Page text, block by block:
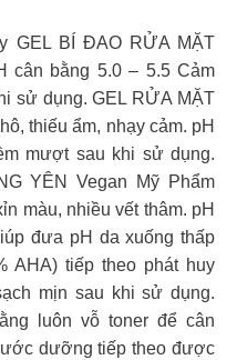
GEL BÍ ĐAO RỬA MẶT
cân bằng 5.0 – 5.5 Cảm
sử dụng. GEL RỬA MẶT
thiếu ẩm, nhạy cảm. pH
mượt sau khi sử dụng.
YÊN Vegan Mỹ Phẩm
màu, nhiều vết thâm. pH
đưa pH da xuống thấp
AHA) tiếp theo phát huy
mịn sau khi sử dụng.
luôn vỗ toner để cân
dưỡng tiếp theo được